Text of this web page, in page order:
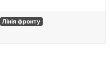
Лінія фронту